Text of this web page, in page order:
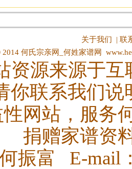
关于我们 |联
2014 何氏宗亲网_何姓家谱网
资源来源于
你联系我们
网站，服务
捐赠家谱资
振富 E-mail